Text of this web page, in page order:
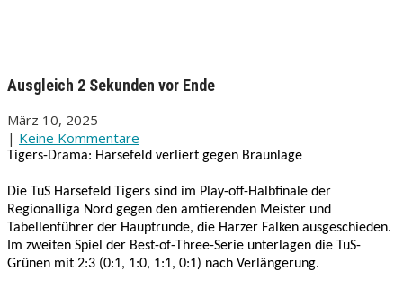
Ausgleich 2 Sekunden vor Ende
März 10, 2025
| Keine Kommentare
Tigers-Drama: Harsefeld verliert gegen Braunlage
Die TuS Harsefeld Tigers sind im Play-off-Halbfinale der
Regionalliga Nord gegen den amtierenden Meister und
Tabellenführer der Hauptrunde, die Harzer Falken ausgeschieden.
Im zweiten Spiel der Best-of-Three-Serie unterlagen die TuS-
Grünen mit 2:3 (0:1, 1:0, 1:1, 0:1) nach Verlängerung.